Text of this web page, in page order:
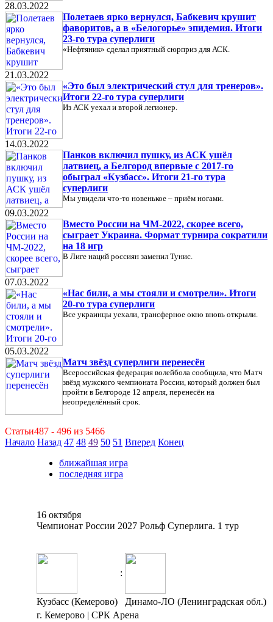
28.03.2022
Полетаев ярко вернулся, Бабкевич крушит
фаворитов, а в «Белогорье» эпидемия. Итоги
23-го тура суперлиги
«Нефтяник» сделал приятный сюрприз для АСК.
21.03.2022
«Это был электрический стул для тренеров».
Итоги 22-го тура суперлиги
Из АСК уехал и второй легионер.
14.03.2022
Панков включил пушку, из АСК ушёл
латвиец, а Белгород впервые с 2017-го
обыграл «Кузбасс». Итоги 21-го тура
суперлиги
Мы увидели что-то новенькое – приём ногами.
09.03.2022
Вместо России на ЧМ-2022, скорее всего,
сыграет Украина. Формат турнира сократили
на 18 игр
В Лиге наций россиян заменил Тунис.
07.03.2022
«Нас били, а мы стояли и смотрели». Итоги
20-го тура суперлиги
Все украинцы уехали, трансферное окно вновь открыли.
05.03.2022
Матч звёзд суперлиги перенесён
Всероссийская федерация волейбола сообщила, что Матч
звёзд мужского чемпионата России, который должен был
пройти в Белгороде 12 апреля, перенесён на
неопределённый срок.
Статьи487 - 496 из 5466
Начало Назад 47 48 49 50 51 Вперед Конец
ближайшая игра
последняя игра
16 октября
Чемпионат России 2027 Рольф Суперлига. 1 тур
:
Кузбасс (Кемерово)
Динамо-ЛО (Ленинградская обл.)
г. Кемерово | СРК Арена